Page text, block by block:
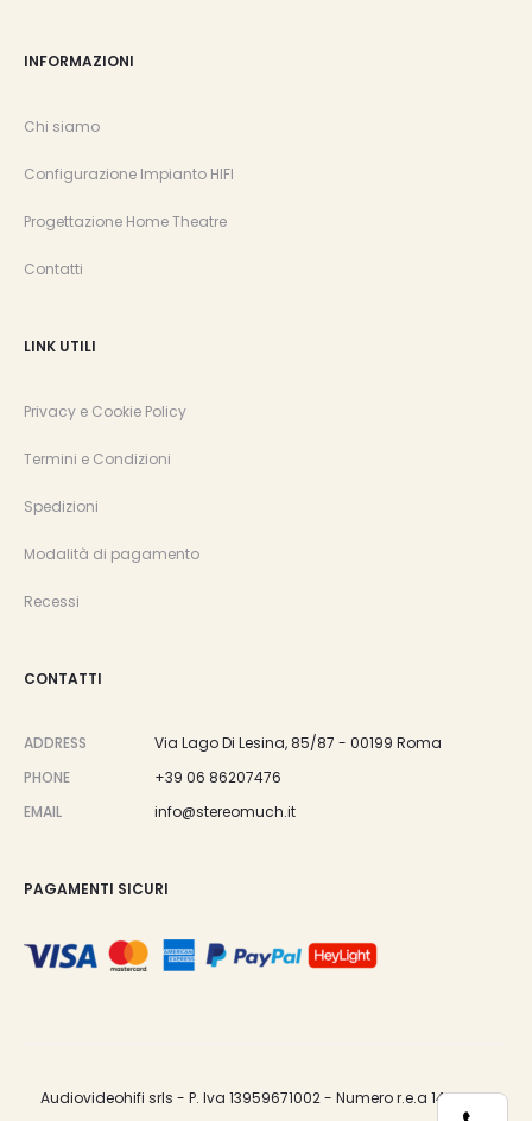
INFORMAZIONI
Chi siamo
Configurazione Impianto HIFI
Progettazione Home Theatre
Contatti
LINK UTILI
Privacy e Cookie Policy
Termini e Condizioni
Spedizioni
Modalità di pagamento
Recessi
CONTATTI
ADDRESS
Via Lago Di Lesina, 85/87 - 00199 Roma
PHONE
+39 06 86207476
EMAIL
info@stereomuch.it
PAGAMENTI SICURI
Audiovideohifi srls - P. Iva 13959671002 - Numero r.e.a 1487033.